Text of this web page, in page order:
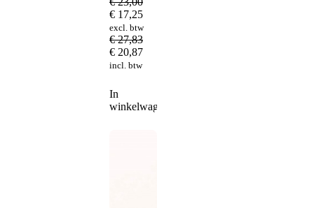
€ 17,25
excl. btw
€27,83
€ 20,87
incl. btw
In
winkelwagen